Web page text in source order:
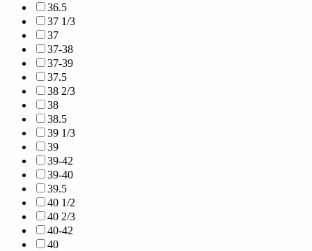
36.5
37 1/3
37
37-38
37-39
37.5
38 2/3
38
38.5
39 1/3
39
39-42
39-40
39.5
40 1/2
40 2/3
40-42
40